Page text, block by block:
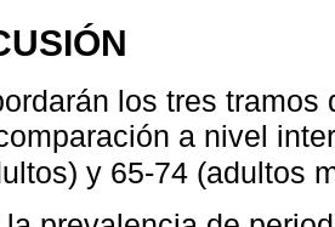
los tres
a nivel
y 65-74 (adultos